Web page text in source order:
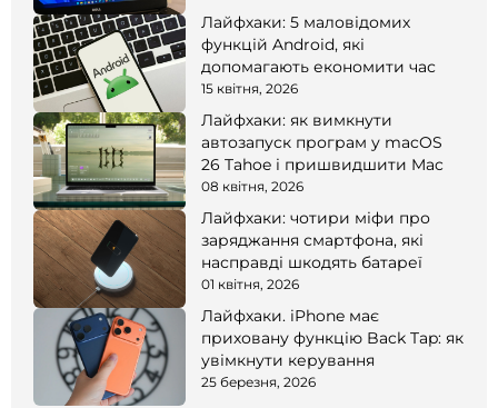
Лайфхаки: 5 маловідомих
функцій Android, які
допомагають економити час
15 квітня, 2026
Лайфхаки: як вимкнути
автозапуск програм у macOS
26 Tahoe і пришвидшити Mac
08 квітня, 2026
Лайфхаки: чотири міфи про
заряджання смартфона, які
насправді шкодять батареї
01 квітня, 2026
Лайфхаки. iPhone має
приховану функцію Back Tap: як
увімкнути керування
25 березня, 2026